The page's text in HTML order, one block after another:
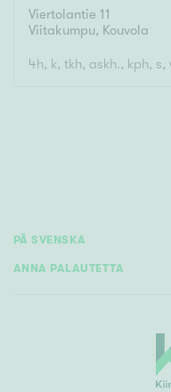
Viertolantie 11
Viitakumpu, Kouvola
4h, k, tkh, askh., kph, s,
PÅ SVENSKA
ANNA PALAUTETTA